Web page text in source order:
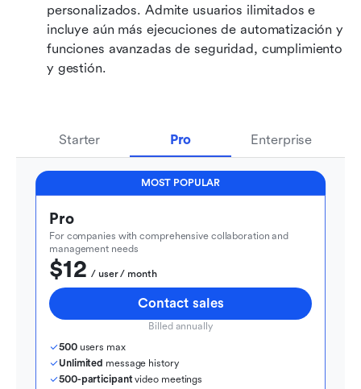
personalizados. Admite usuarios ilimitados e
incluye aún más ejecuciones de automatización y
funciones avanzadas de seguridad, cumplimiento
y gestión.
Starter Pro Enterprise
MOST POPULAR
Pro
For companies with comprehensive collaboration and
management needs
$12
  / user / month
Contact sales
Billed annually
500 users max
Unlimited message history
500-participant video meetings